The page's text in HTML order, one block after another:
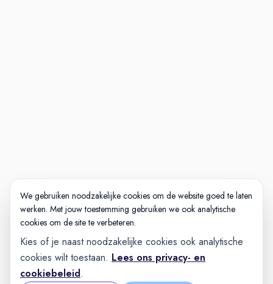
vakmanschap centraal staat
Wil jij meebouwen aan onze
superjachten? Bekijk ook onze
andere vacatures.
We gebruiken noodzakelijke cookies om de website goed te laten
werken. Met jouw toestemming gebruiken we ook analytische
cookies om de site te verbeteren.
Kies of je naast noodzakelijke cookies ook analytische
cookies wilt toestaan. Lees ons privacy- en
cookiebeleid.